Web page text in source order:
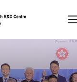
入
繁 简